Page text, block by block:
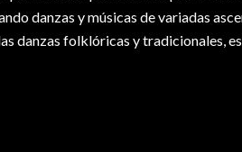
danzas y músicas de variadas
danzas folklóricas y tradicionales,